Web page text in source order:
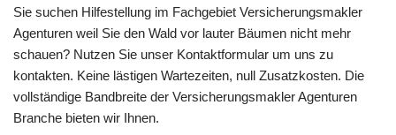
Sie suchen Hilfestellung im Fachgebiet Versicherungsmakler
Agenturen weil Sie den Wald vor lauter Bäumen nicht mehr
schauen? Nutzen Sie unser Kontaktformular um uns zu
kontakten. Keine lästigen Wartezeiten, null Zusatzkosten. Die
vollständige Bandbreite der Versicherungsmakler Agenturen
Branche bieten wir Ihnen.